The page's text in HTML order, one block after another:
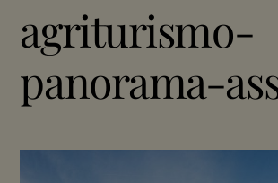
agriturismo-
panorama-